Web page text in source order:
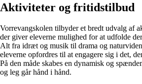
Aktiviteter og fritidstilbud
Vorrevangskolen tilbyder et bredt udvalg af
der giver eleverne mulighed for at udfolde
Alt fra idræt og musik til drama og
eleverne opfordres til at engagere sig i det,
På den måde skabes en dynamisk og
og leg går hånd i hånd.